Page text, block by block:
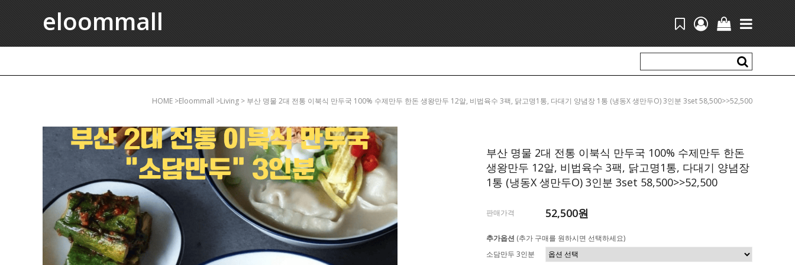
eloommall
HOME >eloommall >living > 부산 명물 2대 전통 이북식 만두국 100% 수제만두 한돈 생왕만두 12알, 비법육수 3팩, 닭고명1통, 다대기 양념장 1통 (냉동X 생만두O) 3인분 3set 58,500>>52,500
부산 명물 2대 전통 이북식 만두국 100% 수제만두 한돈
생왕만두 12알, 비법육수 3팩, 닭고명1통, 다대기 양념장
1통 (냉동X 생만두O) 3인분 3set 58,500>>52,500
판매가격 52,500원
추가옵션 (추가 구매를 원하시면 선택하세요)
소담만두 3인분